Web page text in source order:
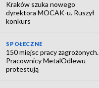
Kraków szuka nowego
dyrektora MOCAK-u. Ruszył
konkurs
SPOŁECZNE
150 miejsc pracy zagrożonych.
Pracownicy MetalOdlewu
protestują